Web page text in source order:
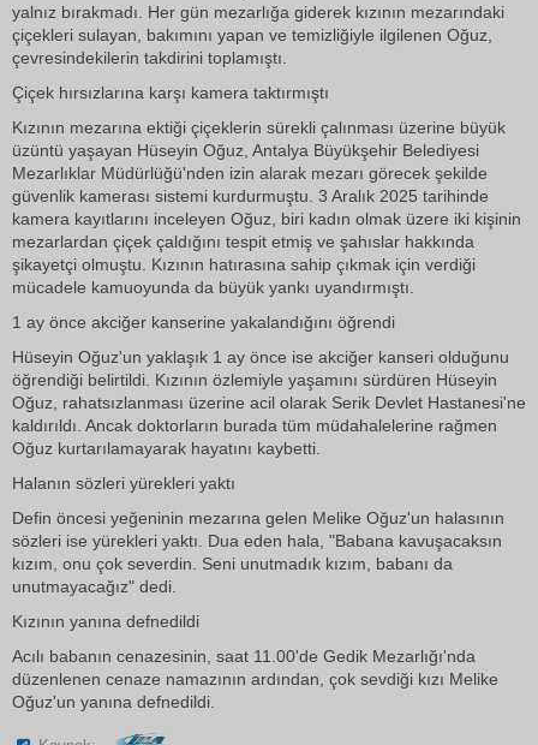
yalnız bırakmadı. Her gün mezarlığa giderek kızının mezarındaki
çiçekleri sulayan, bakımını yapan ve temizliğiyle ilgilenen Oğuz,
çevresindekilerin takdirini toplamıştı.
Çiçek hırsızlarına karşı kamera taktırmıştı
Kızının mezarına ektiği çiçeklerin sürekli çalınması üzerine büyük
üzüntü yaşayan Hüseyin Oğuz, Antalya Büyükşehir Belediyesi
Mezarlıklar Müdürlüğü'nden izin alarak mezarı görecek şekilde
güvenlik kamerası sistemi kurdurmuştu. 3 Aralık 2025 tarihinde
kamera kayıtlarını inceleyen Oğuz, biri kadın olmak üzere iki kişinin
mezarlardan çiçek çaldığını tespit etmiş ve şahıslar hakkında
şikayetçi olmuştu. Kızının hatırasına sahip çıkmak için verdiği
mücadele kamuoyunda da büyük yankı uyandırmıştı.
1 ay önce akciğer kanserine yakalandığını öğrendi
Hüseyin Oğuz'un yaklaşık 1 ay önce ise akciğer kanseri olduğunu
öğrendiği belirtildi. Kızının özlemiyle yaşamını sürdüren Hüseyin
Oğuz, rahatsızlanması üzerine acil olarak Serik Devlet Hastanesi'ne
kaldırıldı. Ancak doktorların burada tüm müdahalelerine rağmen
Oğuz kurtarılamayarak hayatını kaybetti.
Halanın sözleri yürekleri yaktı
Defin öncesi yeğeninin mezarına gelen Melike Oğuz'un halasının
sözleri ise yürekleri yaktı. Dua eden hala, "Babana kavuşacaksın
kızım, onu çok severdin. Seni unutmadık kızım, babanı da
unutmayacağız" dedi.
Kızının yanına defnedildi
Acılı babanın cenazesinin, saat 11.00'de Gedik Mezarlığı'nda
düzenlenen cenaze namazının ardından, çok sevdiği kızı Melike
Oğuz'un yanına defnedildi.